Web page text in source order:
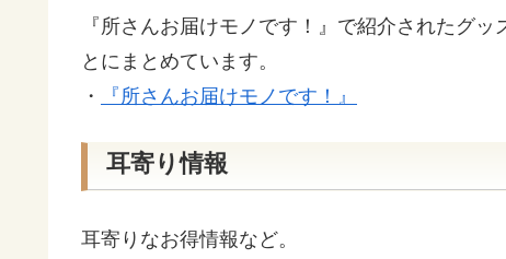
『所さんお届けモノです！』で紹介されたグ
とにまとめています。
・
『所さんお届けモノです！』
耳寄り情報
耳寄りなお得情報など。